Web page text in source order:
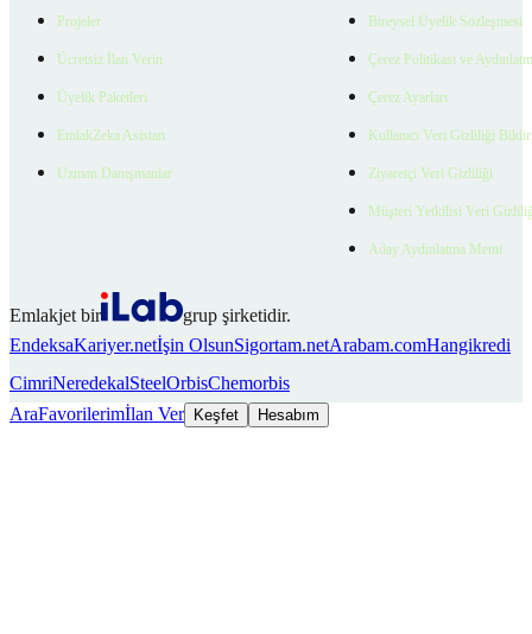
Projeler
Ücretsiz İlan Verin
Üyelik Paketleri
EmlakZeka Asistan
Uzman Danışmanlar
Bireysel Üyelik Sözleşmesi
Çerez Politikası ve
Çerez Ayarları
Kullanıcı Veri Gizliliği
Ziyaretçi Veri Gizliliği
Müşteri Yetkilisi Veri
Aday Aydınlatma Metni
Emlakjet bir
grup şirketidir.
EndeksaKariyer.netİşin OlsunSigortam.netArabam.comHangikredi
CimriNeredekalSteelOrbisChemorbis
AraFavorilerimİlan Ver Keşfet Hesabım